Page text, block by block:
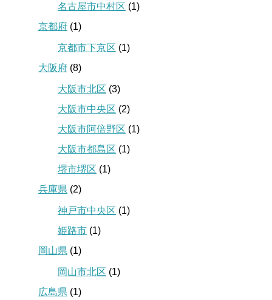
名古屋市中村区 (1)
京都府 (1)
京都市下京区 (1)
大阪府 (8)
大阪市北区 (3)
大阪市中央区 (2)
大阪市阿倍野区 (1)
大阪市都島区 (1)
堺市堺区 (1)
兵庫県 (2)
神戸市中央区 (1)
姫路市 (1)
岡山県 (1)
岡山市北区 (1)
広島県 (1)